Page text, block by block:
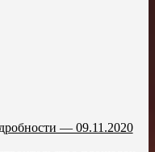
— 09.11.2020